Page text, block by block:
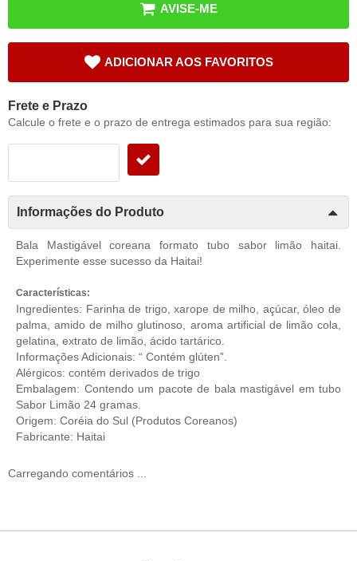
AVISE-ME
ADICIONAR AOS FAVORITOS
Frete e Prazo
Calcule o frete e o prazo de entrega estimados para sua região:
Informações do Produto
Bala Mastigável coreana formato tubo sabor limão haitai.
Experimente esse sucesso da Haitai!
Características:
Ingredientes: Farinha de trigo, xarope de milho, açúcar, óleo de
palma, amido de milho glutinoso, aroma artificial de limão cola,
gelatina, extrato de limão, ácido tartárico.
Informações Adicionais: “ Contém glúten”.
Alérgicos: contém derivados de trigo
Embalagem: Contendo um pacote de bala mastigável em tubo
Sabor Limão 24 gramas.
Origem: Coréia do Sul (Produtos Coreanos)
Fabricante: Haitai
Carregando comentários ...